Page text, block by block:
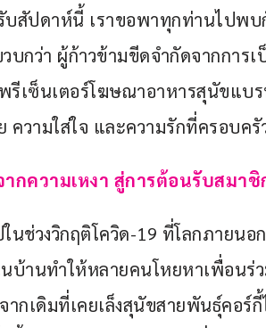
บสัปดาห์นี้ เราขอพาทุกท่านไปพบ
วบกว่า ผู้ก้าวข้ามขีดจำกัดจากกา
เซ็นเตอร์โฆษณาอาหารสุนัขแบร
ความใส่ใจ และความรักที่ครอบค
กความเหงา สู่การต้อนรับสมาชิ
นช่วงวิกฤติโควิด-19 ที่โลกภายนอ
บ้านทำให้หลายคนโหยหาเพื่อน
ากเดิมที่เคยเล็งสุนัขสายพันธุ์คอ